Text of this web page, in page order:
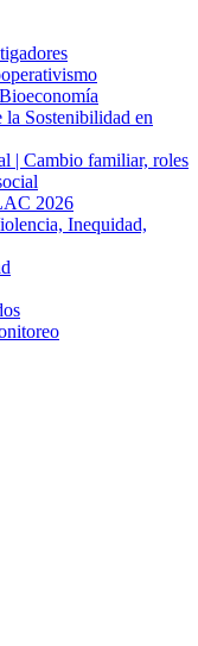
la Sostenibilidad en
| Cambio familiar, roles
2026
Inequidad,